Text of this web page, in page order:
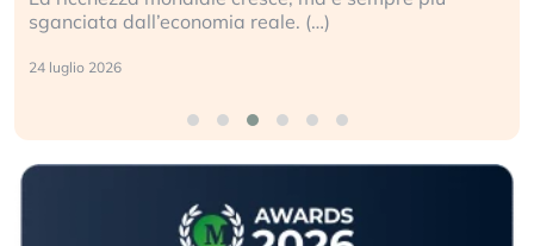
sganciata dall’economia reale. (…)
24 luglio 2026